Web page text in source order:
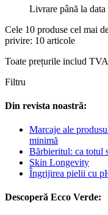
Livrare până la data
Cele 10 produse cel mai
privire: 10 articole
Toate prețurile includ
Filtru
Din revista noastră:
Marcaje ale
minimă
Bărbieritul: ca totul
Skin Longevity
Îngrijirea pielii cu
Descoperă Ecco Verde: